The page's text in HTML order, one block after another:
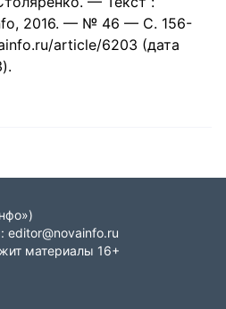
2016. — № 46 — С. 156-
article/6203 (дата
editor@novainfo.ru
материалы 16+